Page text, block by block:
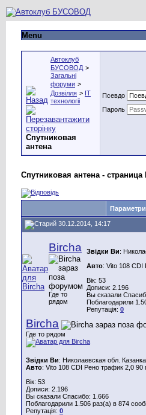
Menu
Автоклуб
БУСОВОД >
Загальні
форуми >
Дозвілля > IT
технологіі
Спутниковая
антена
Псевдо
Пароль
Спутниковая антена - страница
30.12.2014, 14:17
Bircha
Где то
рядом
Звідки Ви:
Авто: Vito 108 CDI
Вік: 53
Дописи: 2.196
Вы сказали
Поблагодарили
Репутація: 0
Bircha
Где то рядом
Звідки Ви: Николаевская обл. Казанка
Авто: Vito 108 CDI Рено трафик 2,0 90
Вік: 53
Дописи: 2.196
Вы сказали Спасибо: 1.666
Поблагодарили 1.506 раз(а) в 874
Репутація: 0